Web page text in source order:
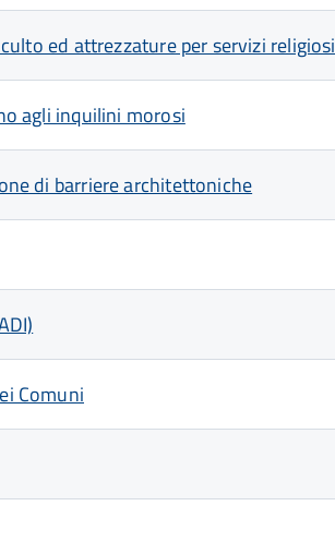
ed attrezzature per servizi religiosi
agli inquilini morosi
di barriere architettoniche
Comuni